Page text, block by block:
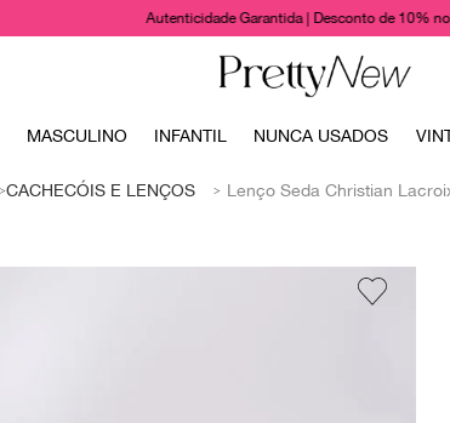
Autenticidade Garantida | Desconto de 10%
TERMOS MAIS BUSCADOS
MASCULINO INFANTIL NUNCA USADOS
CACHECÓIS E LENÇOS Lenço Seda Christian